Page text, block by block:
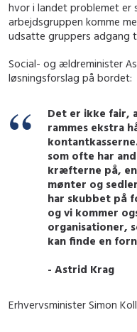
hvor i landet problemet er
arbejdsgruppen komme
udsatte gruppers adgang
Social- og ældreminister
løsningsforslag på bordet:
Det er ikke fair,
rammes ekstra
som ofte har
kræfterne på,
mønter og
har skubbet på
og vi kommer
organisationer,
kan finde en
- Astrid Krag
Erhvervsminister Simon